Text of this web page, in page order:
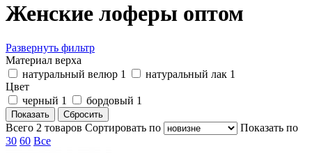
Женские лоферы оптом
Развернуть фильтр
Материал верха
натуральный велюр 1 натуральный лак 1
Цвет
черный 1 бордовый 1
Всего 2 товаров Cортировать по
Показать по
30 60 Все